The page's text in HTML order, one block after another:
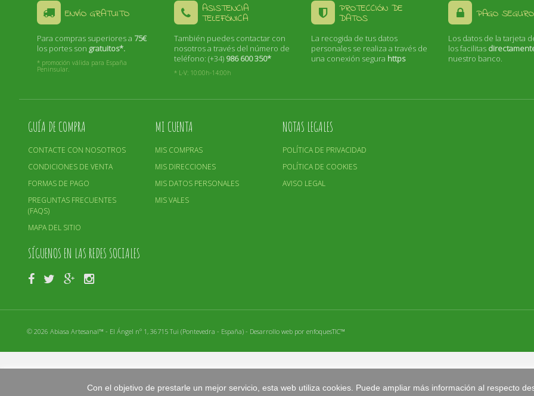
ENVÍO GRATUITO
Para compras superiores a 75€
los portes son gratuitos*.
* promoción válida para España
Peninsular.
ASISTENCIA
TELEFÓNICA
También puedes contactar con
nosotros a través del número de
teléfono: (+34) 986 600 350*
* L-V: 10:00h-14:00h
PROTECCIÓN DE
DATOS
La recogida de tus datos
personales se realiza a través de
una conexión segura https
PAGO SEGURO
Los datos de la tarjeta
los facilitas
nuestro banco.
GUÍA DE COMPRA
CONTACTE CON NOSOTROS
CONDICIONES DE VENTA
FORMAS DE PAGO
PREGUNTAS FRECUENTES
(FAQS)
MAPA DEL SITIO
© 2026 Abiasa Artesanal™ - El Ángel nº 1, 36715 Tui (Pontevedra - España) - Desarrollo web por enfoquesTIC™
MI CUENTA
MIS COMPRAS
MIS DIRECCIONES
MIS DATOS PERSONALES
MIS VALES
NOTAS LEGALES
POLÍTICA DE PRIVACIDAD
POLÍTICA DE COOKIES
AVISO LEGAL
SÍGUENOS EN LAS REDES SOCIALES
Con el objetivo de prestarle un mejor servicio, esta web utiliza cookies. Puede ampliar más información al respecto